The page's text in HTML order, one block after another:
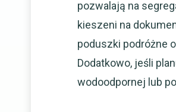
pozwalają na
kieszeni na
poduszki podróżne
Dodatkowo, jeśli
wodoodpornej lub